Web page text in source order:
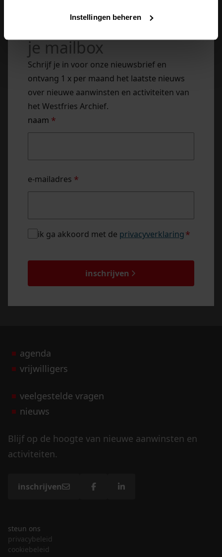
Instellingen beheren
het laatste nieuws in
je mailbox
Schrijf je in voor onze nieuwsbrief en
ontvang 1 x per maand het laatste nieuws
over nieuwe aanwinsten en activiteiten van
het Westfries Archief.
naam *
e-mailadres *
privacybeleid
ik ga akkoord met de privacyverklaring*
inschrijven
agenda
vrijwilligers
veelgestelde vragen
nieuws
Blijf op de hoogte van nieuwe aanwinsten en
activiteiten.
inschrijven
steun ons
privacybeleid
cookiebeleid